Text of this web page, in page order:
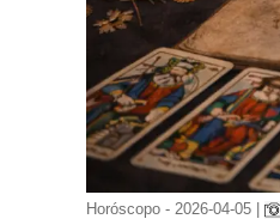
Horóscopo - 2026-04-05 |